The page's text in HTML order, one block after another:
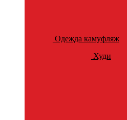
Одежда камуфляж
Худи